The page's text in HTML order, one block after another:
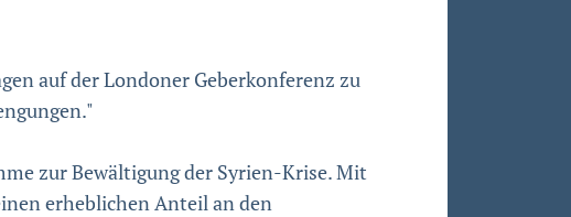
auf der Londoner Geberkonferenz zu
zur Bewältigung der Syrien-Krise. Mit
erheblichen Anteil an den